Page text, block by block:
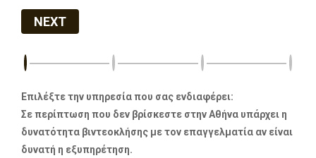
NEXT
Επιλέξτε την υπηρεσία που σας ενδιαφέρει:
Σε περίπτωση που δεν βρίσκεστε στην Αθήνα υπάρχει η
δυνατότητα βιντεοκλήσης με τον επαγγελματία αν είναι
δυνατή η εξυπηρέτηση.